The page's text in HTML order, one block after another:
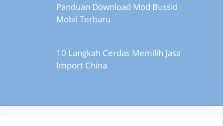
Panduan Download Mod Bussid
Mobil Terbaru
10 Langkah Cerdas Memilih Jasa
Import China